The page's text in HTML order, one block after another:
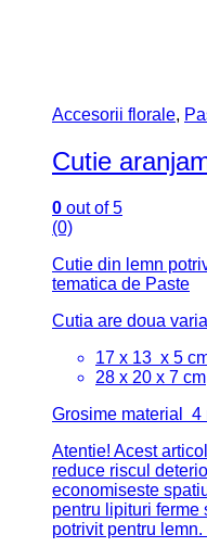
Accesorii florale,
Cutie
0 out of 5
(0)
Cutie din lemn
tematica de Paste
Cutia are doua
17 x 13 x 5
28 x 20 x 7 cm
Grosime material 4
Atentie! Acest
reduce riscul
economiseste
pentru lipituri
potrivit pentru